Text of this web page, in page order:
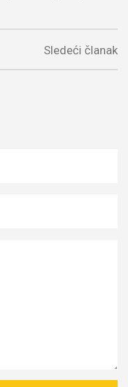
Sledeći članak